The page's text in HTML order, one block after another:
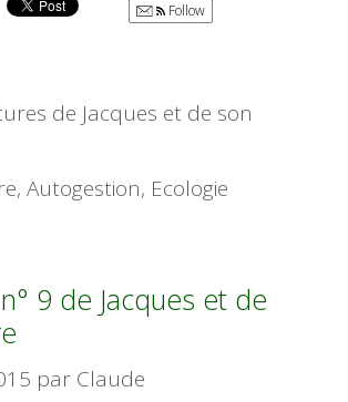
Follow
de Jacques et de son
,Autogestion, Ecologie
9 de Jacques et de
par Claude